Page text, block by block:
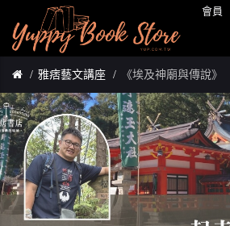
會員
雅痞藝文講座 《埃及神廟與傳說》